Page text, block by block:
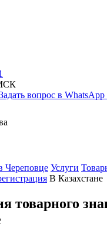
вопрос в WhatsApp
Череповце Услуги
В Казахстане
товарного